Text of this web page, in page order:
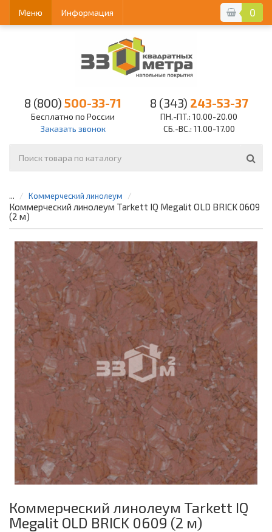
0
Меню Информация
8 (800) 500-33-71
Бесплатно по России
Заказать звонок
8 (343) 243-53-37
ПН.-ПТ.: 10.00-20.00
СБ.-ВС.: 11.00-17.00
... Коммерческий линолеум
Коммерческий линолеум Tarkett IQ Megalit OLD BRICK 0609
(2 м)
Коммерческий линолеум Tarkett IQ
Megalit OLD BRICK 0609 (2 м)